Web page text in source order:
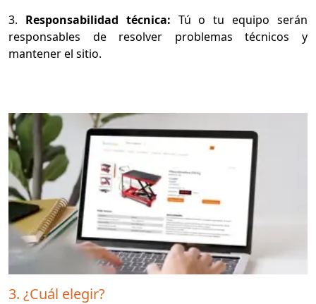
3. Responsabilidad técnica: Tú o tu equipo serán
responsables de resolver problemas técnicos y
mantener el sitio.
3. ¿Cuál elegir?